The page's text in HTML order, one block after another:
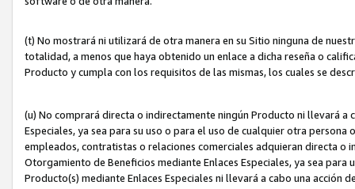
(t) No mostrará ni utilizará de otra manera en su Sitio ninguna de
totalidad, a menos que haya obtenido un enlace a dicha reseña o
Producto y cumpla con los requisitos de las mismas, los cuales se
(u) No comprará directa o indirectamente ningún Producto ni llevará a
Especiales, ya sea para su uso o para el uso de cualquier otra
empleados, contratistas o relaciones comerciales adquieran directa o
Otorgamiento de Beneficios mediante Enlaces Especiales, ya sea
Producto(s) mediante Enlaces Especiales ni llevará a cabo una